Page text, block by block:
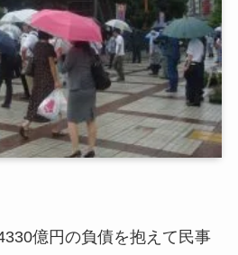
億円の負債を抱えて民事